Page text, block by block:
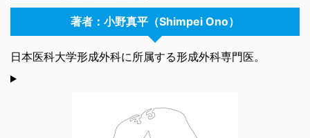
著者：小野真平（Shimpei Ono）
日本医科大学形成外科に所属する形成外科専門医。